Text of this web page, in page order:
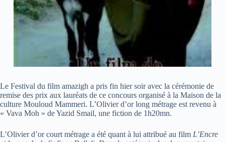
Le Festival du film amazigh a pris fin hier soir avec la cérémonie de
remise des prix aux lauréats de ce concours organisé à la Maison de la
culture Mouloud Mammeri. L’Olivier d’or long métrage est revenu à
« Vava Moh » de Yazid Smail, une fiction de 1h20mn.
L’Olivier d’or court métrage a été quant à lui attribué au film L’Encre